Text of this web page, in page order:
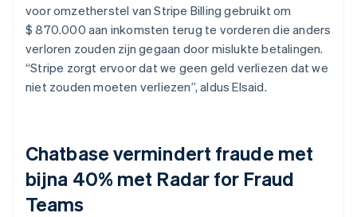
voor omzetherstel van Stripe Billing gebruikt om
$ 870.000 aan inkomsten terug te vorderen die anders
verloren zouden zijn gegaan door mislukte betalingen.
“Stripe zorgt ervoor dat we geen geld verliezen dat we
niet zouden moeten verliezen”, aldus Elsaid.
Chatbase vermindert fraude met
bijna 40% met Radar for Fraud
Teams